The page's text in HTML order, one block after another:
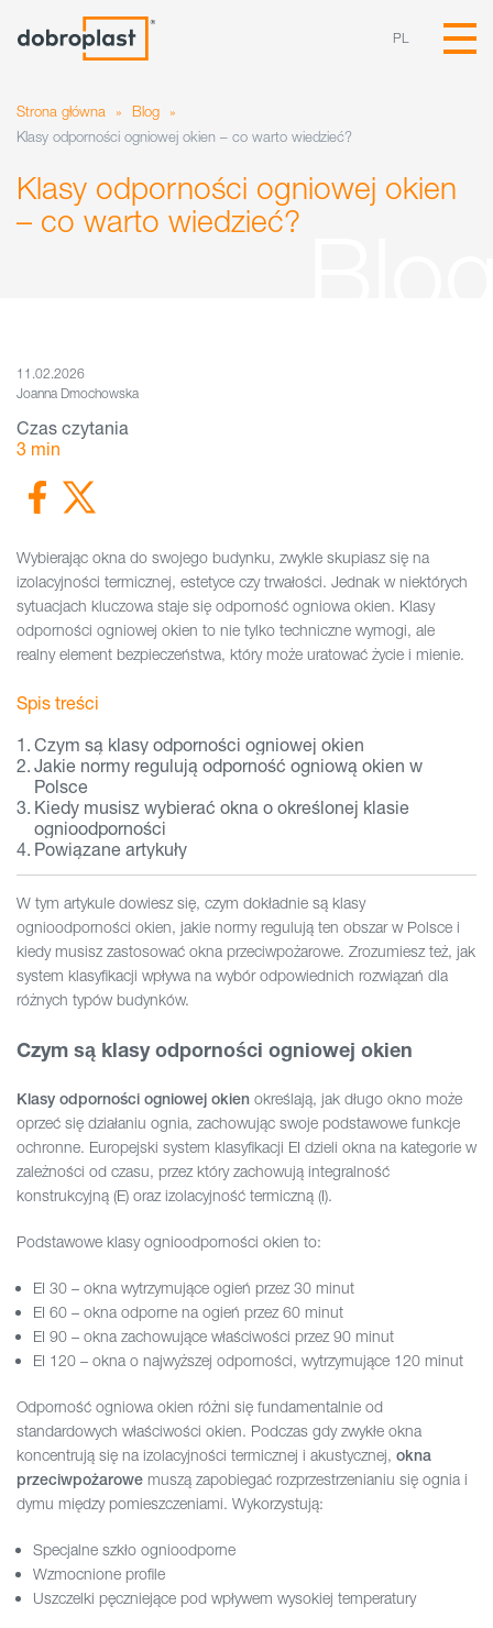
PL
Strona główna » Blog
»
Klasy odporności ogniowej okien – co warto wiedzieć?
Klasy odporności ogniowej okien
– co warto wiedzieć?
Wybierając okna do swojego budynku, zwykle skupiasz się na
izolacyjności termicznej, estetyce czy trwałości. Jednak w niektórych
sytuacjach kluczowa staje się odporność ogniowa okien. Klasy
odporności ogniowej okien to nie tylko techniczne wymogi, ale
realny element bezpieczeństwa, który może uratować życie i mienie.
Spis treści
Czym są klasy odporności ogniowej okien
Jakie normy regulują odporność ogniową okien w
Polsce
Kiedy musisz wybierać okna o określonej klasie
ognioodporności
Powiązane artykuły
W tym artykule dowiesz się, czym dokładnie są klasy
ognioodporności okien, jakie normy regulują ten obszar w Polsce i
kiedy musisz zastosować okna przeciwpożarowe. Zrozumiesz też, jak
system klasyfikacji wpływa na wybór odpowiednich rozwiązań dla
różnych typów budynków.
Czym są klasy odporności ogniowej okien
Klasy odporności ogniowej okien określają, jak długo okno może
oprzeć się działaniu ognia, zachowując swoje podstawowe funkcje
ochronne. Europejski system klasyfikacji EI dzieli okna na kategorie w
zależności od czasu, przez który zachowują integralność
konstrukcyjną (E) oraz izolacyjność termiczną (I).
Podstawowe klasy ognioodporności okien to:
EI 30 – okna wytrzymujące ogień przez 30 minut
EI 60 – okna odporne na ogień przez 60 minut
EI 90 – okna zachowujące właściwości przez 90 minut
EI 120 – okna o najwyższej odporności, wytrzymujące 120 minut
Odporność ogniowa okien różni się fundamentalnie od
standardowych właściwości okien. Podczas gdy zwykłe okna
koncentrują się na izolacyjności termicznej i akustycznej, okna
przeciwpożarowe muszą zapobiegać rozprzestrzenianiu się ognia i
dymu między pomieszczeniami. Wykorzystują:
Specjalne szkło ognioodporne
Wzmocnione profile
Uszczelki pęczniejące pod wpływem wysokiej temperatury
11.02.2026
Joanna Dmochowska
Czas czytania
3 min